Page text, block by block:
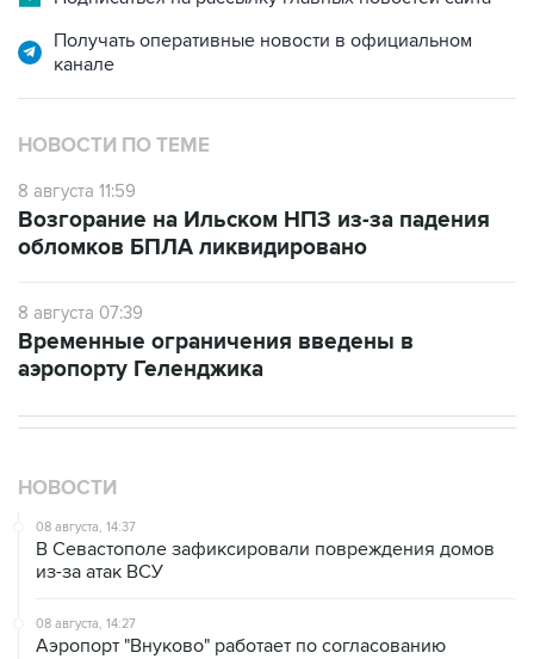
Получать оперативные новости в официальном
канале
НОВОСТИ ПО ТЕМЕ
8 августа 11:59
Возгорание на Ильском НПЗ из-за падения
обломков БПЛА ликвидировано
8 августа 07:39
Временные ограничения введены в
аэропорту Геленджика
НОВОСТИ
08 августа, 14:37
В Севастополе зафиксировали повреждения домов
из-за атак ВСУ
08 августа, 14:27
Аэропорт "Внуково" работает по согласованию